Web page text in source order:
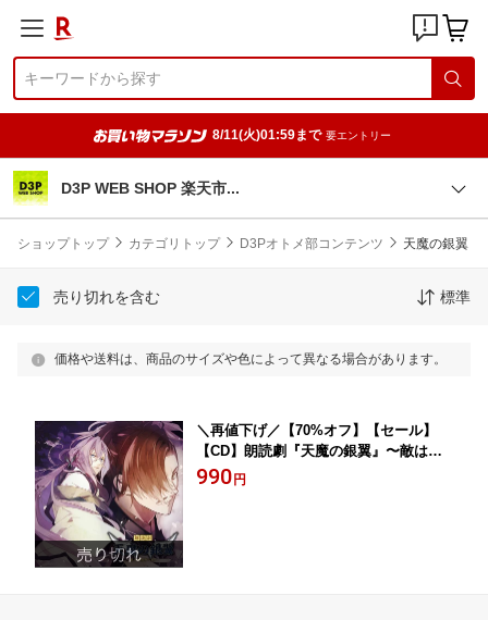
8/11(火)01:59まで 要エントリー
D3P WEB SHOP 楽天市
ショップトップ カテゴリトップ D3Pオトメ部コンテンツ 天魔の銀翼
売り切れを含む 標準
価格や送料は、商品のサイズや色によって異なる場合があります。
＼再値下げ／【70%オフ】【セール】
【CD】朗読劇『天魔の銀翼』〜敵は本
能寺にあり〜
990 円